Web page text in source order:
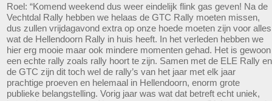
Roel: “Komend weekend dus weer eindelijk flink gas geven! Na de
Vechtdal Rally hebben we helaas de GTC Rally moeten missen,
dus zullen vrijdagavond extra op onze hoede moeten zijn voor alles
wat de Hellendoorn Rally in huis heeft. In het verleden hebben we
hier erg mooie maar ook mindere momenten gehad. Het is gewoon
een echte rally zoals rally hoort te zijn. Samen met de ELE Rally en
de GTC zijn dit toch wel de rally’s van het jaar met elk jaar
prachtige proeven en helemaal in Hellendoorn, enorm grote
publieke belangstelling. Vorig jaar was wat dat betreft echt uniek,